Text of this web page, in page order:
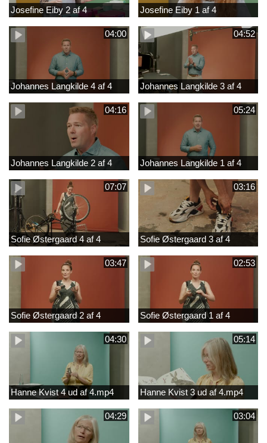
Josefine Eiby 2 af 4 Josefine Eiby 1 af 4
04:00
Johannes Langkilde 4 af 4
04:52
Johannes Langkilde 3 af 4
04:16
Johannes Langkilde 2 af 4
05:24
Johannes Langkilde 1 af 4
07:07
Sofie Østergaard 4 af 4
03:16
Sofie Østergaard 3 af 4
03:47
Sofie Østergaard 2 af 4
02:53
Sofie Østergaard 1 af 4
04:30
Hanne Kvist 4 ud af 4.mp4
05:14
Hanne Kvist 3 ud af 4.mp4
04:29 03:04